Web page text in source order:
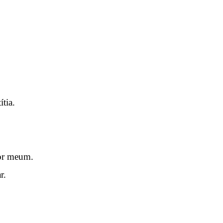
meum.